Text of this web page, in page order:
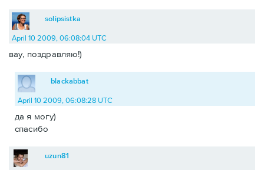
solipsistka
April 10 2009, 06:08:04 UTC
вау, поздравляю!)
blackabbat
April 10 2009, 06:08:28 UTC
да я могу)
спасибо
uzun81